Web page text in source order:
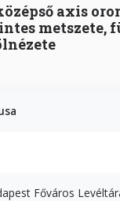
axis
metszete,
Főváros